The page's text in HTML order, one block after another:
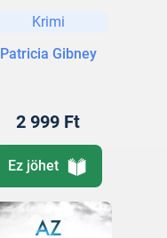
Krimi
Patricia Gibney
2 999 Ft
Ez jöhet